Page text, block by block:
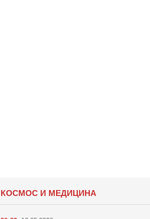
КОСМОС И МЕДИЦИНА